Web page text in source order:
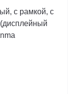
с рамкой, с